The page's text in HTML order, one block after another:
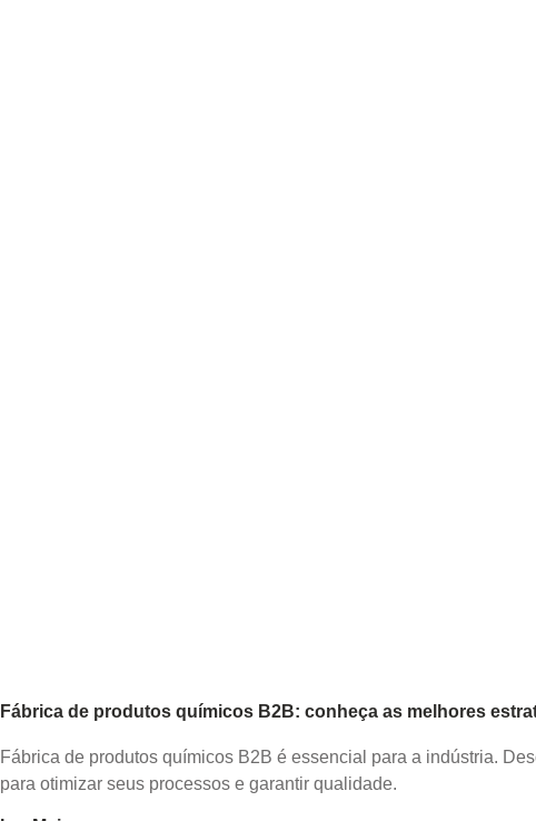
Fábrica de produtos químicos B2B: conheça as melhores
Fábrica de produtos químicos B2B é essencial para a indústria.
para otimizar seus processos e garantir qualidade.